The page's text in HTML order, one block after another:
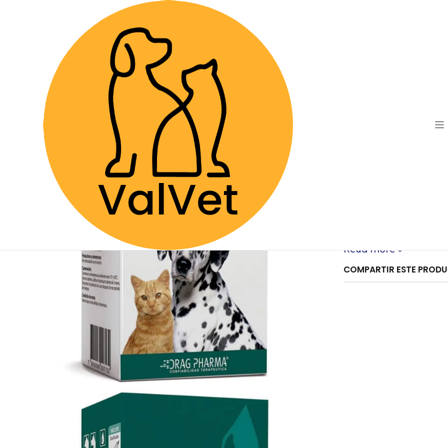
Despacho GRATIS por compras sobre $89.990
Farmacia Veterinaria Antimicrobianos Itraskin - Suspensión Oral
Read more
COMPARTIR ESTE